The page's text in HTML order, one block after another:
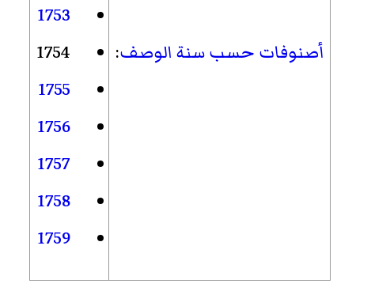
أصنوفات حسب سنة الوصف:
1753
1754
1755
1756
1757
1758
1759